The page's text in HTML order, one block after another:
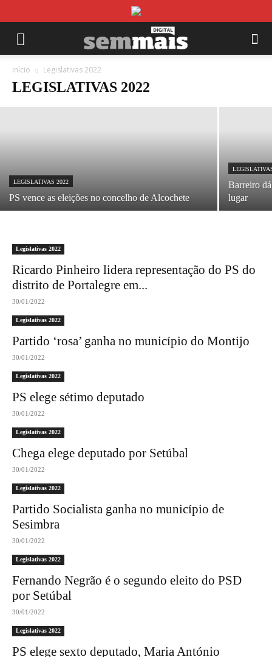
Início Legislativas 2022
LEGISLATIVAS 2022
Reportagem vídeo sobre a vitória do PS no
distrito
31/01/2022
LEGISLATIVAS 2022
PS vence as eleições no concelho de Alcochete
Barreiro
lugar
Legislativas 2022
Ricardo Pinheiro lidera representação do PS do
distrito de Portalegre em...
30/01/2022
Legislativas 2022
Partido ‘rosa’ ganha no município do Montijo
30/01/2022
Legislativas 2022
PS elege sétimo deputado
30/01/2022
Legislativas 2022
Chega elege deputado por Setúbal
30/01/2022
Legislativas 2022
Partido Socialista ganha no município de
Sesimbra
30/01/2022
Legislativas 2022
Fernando Negrão é o segundo eleito do PSD
por Setúbal
30/01/2022
Legislativas 2022
PS elege sexto deputado, Maria António